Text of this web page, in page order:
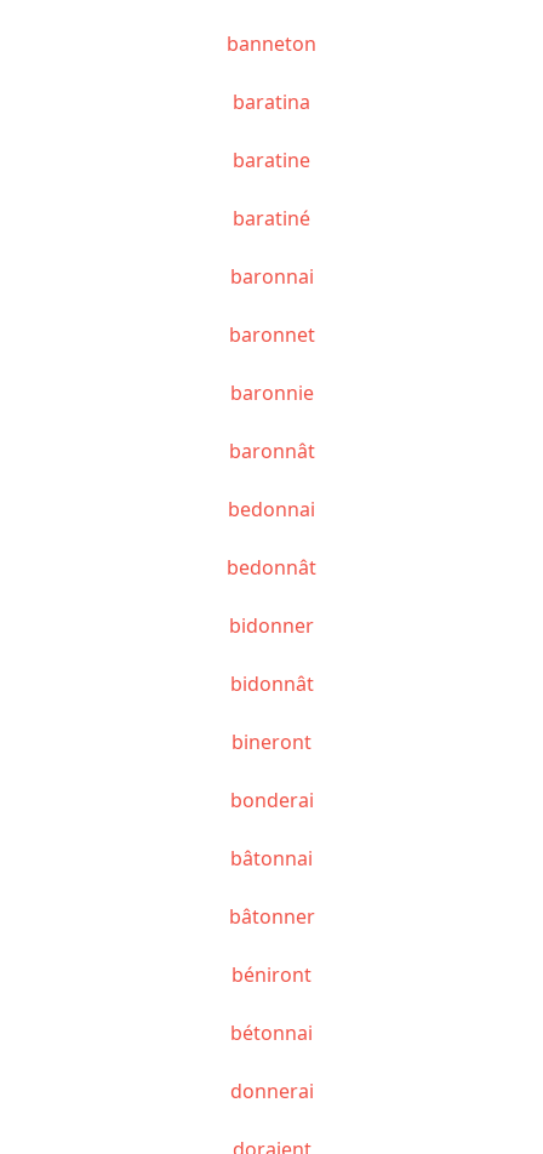
banneton
baratina
baratine
baratiné
baronnai
baronnet
baronnie
baronnât
bedonnai
bedonnât
bidonner
bidonnât
bineront
bonderai
bâtonnai
bâtonner
béniront
bétonnai
donnerai